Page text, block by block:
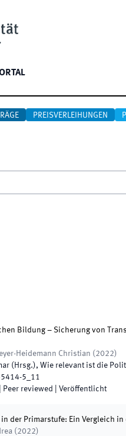
PREISVERLEIHUNGEN
Bildung – Sicherung von
Heidemann Christian ( 2022)
( Hrsg.), Wie relevant ist die
5_11
| Peer reviewed Veröffentlicht
der Primarstufe: Ein Vergleich
( 2022)